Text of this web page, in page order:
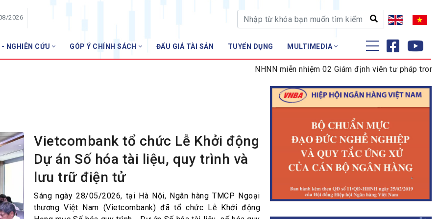
2026
NGHIÊN CỨU GÓP Ý CHÍNH SÁCH ĐẤU GIÁ TÀI SẢN TUYỂN DỤNG MULTIMEDIA
hàng
ĐÀO TẠO - NGHIÊN CỨU
Tập huấn
NHNN miễn nhiệm 02 Giám định viên tư pháp trong
Vietcombank tổ chức Lễ Khởi động
Dự án Số hóa tài liệu, quy trình và
lưu trữ điện tử
Sáng ngày 28/05/2026, tại Hà Nội, Ngân hàng TMCP Ngoại
thương Việt Nam (Vietcombank) đã tổ chức Lễ Khởi động